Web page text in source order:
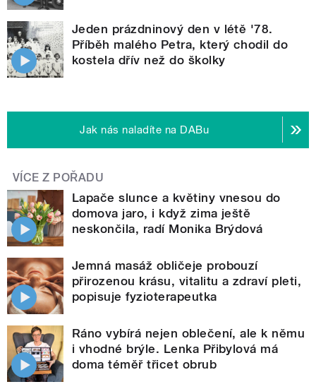
Jeden prázdninový den v létě '78.
Příběh malého Petra, který chodil do
kostela dřív než do školky
Jak nás naladíte na DABu
VÍCE Z POŘADU
Lapače slunce a květiny vnesou do
domova jaro, i když zima ještě
neskončila, radí Monika Brýdová
Jemná masáž obličeje probouzí
přirozenou krásu, vitalitu a zdraví pleti,
popisuje fyzioterapeutka
Ráno vybírá nejen oblečení, ale k němu
i vhodné brýle. Lenka Přibylová má
doma téměř třicet obrub